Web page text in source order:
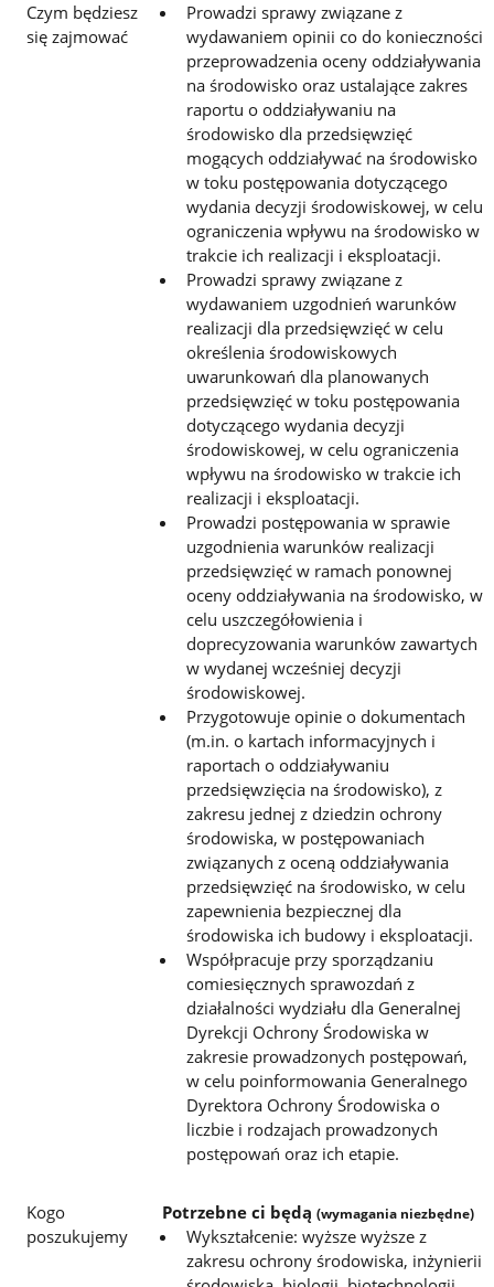
Czym będziesz
się zajmować
Prowadzi sprawy związane z
wydawaniem opinii co do konieczności
przeprowadzenia oceny oddziaływania
na środowisko oraz ustalające zakres
raportu o oddziaływaniu na
środowisko dla przedsięwzięć
mogących oddziaływać na środowisko
w toku postępowania dotyczącego
wydania decyzji środowiskowej, w celu
ograniczenia wpływu na środowisko w
trakcie ich realizacji i eksploatacji.
Prowadzi sprawy związane z
wydawaniem uzgodnień warunków
realizacji dla przedsięwzięć w celu
określenia środowiskowych
uwarunkowań dla planowanych
przedsięwzięć w toku postępowania
dotyczącego wydania decyzji
środowiskowej, w celu ograniczenia
wpływu na środowisko w trakcie ich
realizacji i eksploatacji.
Prowadzi postępowania w sprawie
uzgodnienia warunków realizacji
przedsięwzięć w ramach ponownej
oceny oddziaływania na środowisko, w
celu uszczegółowienia i
doprecyzowania warunków zawartych
w wydanej wcześniej decyzji
środowiskowej.
Przygotowuje opinie o dokumentach
(m.in. o kartach informacyjnych i
raportach o oddziaływaniu
przedsięwzięcia na środowisko), z
zakresu jednej z dziedzin ochrony
środowiska, w postępowaniach
związanych z oceną oddziaływania
przedsięwzięć na środowisko, w celu
zapewnienia bezpiecznej dla
środowiska ich budowy i eksploatacji.
Współpracuje przy sporządzaniu
comiesięcznych sprawozdań z
działalności wydziału dla Generalnej
Dyrekcji Ochrony Środowiska w
zakresie prowadzonych postępowań,
w celu poinformowania Generalnego
Dyrektora Ochrony Środowiska o
liczbie i rodzajach prowadzonych
postępowań oraz ich etapie.
Kogo
poszukujemy
Potrzebne ci będą(wymagania niezbędne)
Wykształcenie: wyższe wyższe z
zakresu ochrony środowiska, inżynierii